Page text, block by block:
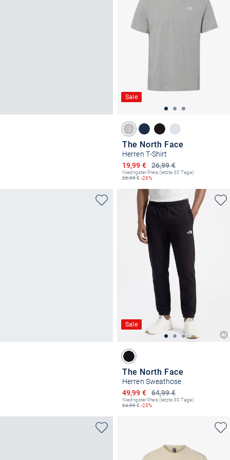
Sale
The North Face
Herren T-Shirt
26,99 €
Ermäßigter Preis
19,99 €
Niedrigster Preis (letzte 30 Tage):
26,99€ -26%
Sale
The North Face
Herren Sweathose
64,99 €
Ermäßigter Preis
49,99 €
Niedrigster Preis (letzte 30 Tage):
64,99€ -23%